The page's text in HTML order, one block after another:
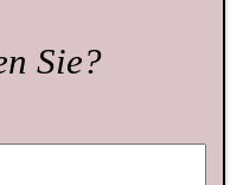
Sie?